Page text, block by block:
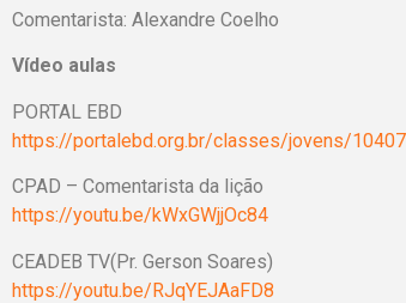
Comentarista: Alexandre Coelho
Vídeo aulas
PORTAL EBD
https://portalebd.org.br/classes/jovens/
CPAD – Comentarista da lição
https://youtu.be/kWxGWjjOc84
CEADEB TV(Pr. Gerson Soares)
https://youtu.be/RJqYEJAaFD8